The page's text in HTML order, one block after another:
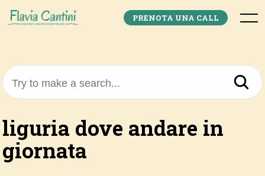
content
Menu
PRENOTA UNA CALL
Try to make a search...
liguria dove andare in
giornata